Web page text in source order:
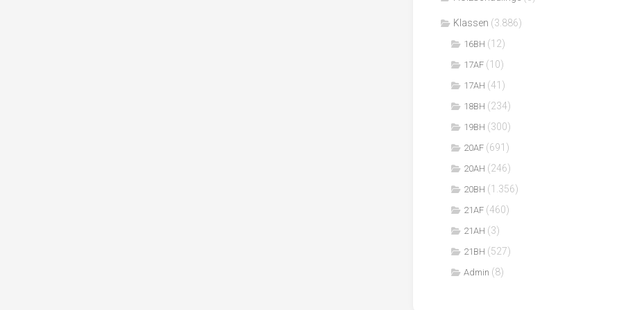
Klassen (3.886)
16BH (12)
17AF (10)
17AH (41)
18BH (234)
19BH (300)
20AF (691)
20AH (246)
20BH (1.356)
21AF (460)
21AH (3)
21BH (527)
Admin (8)